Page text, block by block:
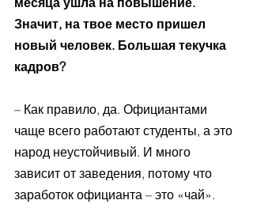
Значит, на твое место пришел
новый человек. Большая текучка
кадров?
– Как правило, да. Официантами
чаще всего работают студенты, а это
народ неустойчивый. И много
зависит от заведения, потому что
заработок официанта – это «чай».